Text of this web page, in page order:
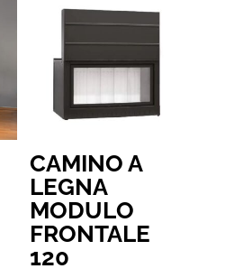
CAMINO A
LEGNA
MODULO
FRONTALE
120